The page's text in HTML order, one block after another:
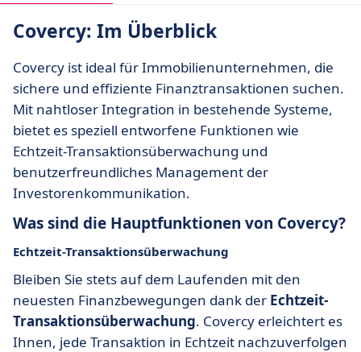
Covercy: Im Überblick
Covercy ist ideal für Immobilienunternehmen, die
sichere und effiziente Finanztransaktionen suchen.
Mit nahtloser Integration in bestehende Systeme,
bietet es speziell entworfene Funktionen wie
Echtzeit-Transaktionsüberwachung und
benutzerfreundliches Management der
Investorenkommunikation.
Was sind die Hauptfunktionen von Covercy?
Echtzeit-Transaktionsüberwachung
Bleiben Sie stets auf dem Laufenden mit den
neuesten Finanzbewegungen dank der Echtzeit-
Transaktionsüberwachung. Covercy erleichtert es
Ihnen, jede Transaktion in Echtzeit nachzuverfolgen